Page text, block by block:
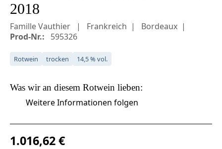
2018
Famille Vauthier Frankreich
Bordeaux
Prod-Nr.:
595326
Rotwein trocken 14,5 % vol.
Was wir an diesem Rotwein lieben:
Weitere Informationen folgen
Regulärer Preis:
1.016,62 €